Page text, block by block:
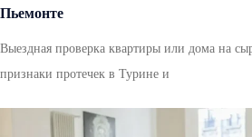
Пьемонте
Выездная проверка квартиры или дома на
признаки протечек в Турине и